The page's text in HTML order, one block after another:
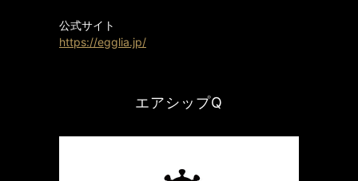
公式サイト
https://egglia.jp/
エアシップQ